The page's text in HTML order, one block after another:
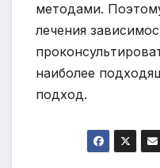
методами.
лечения
наиболее
подход.